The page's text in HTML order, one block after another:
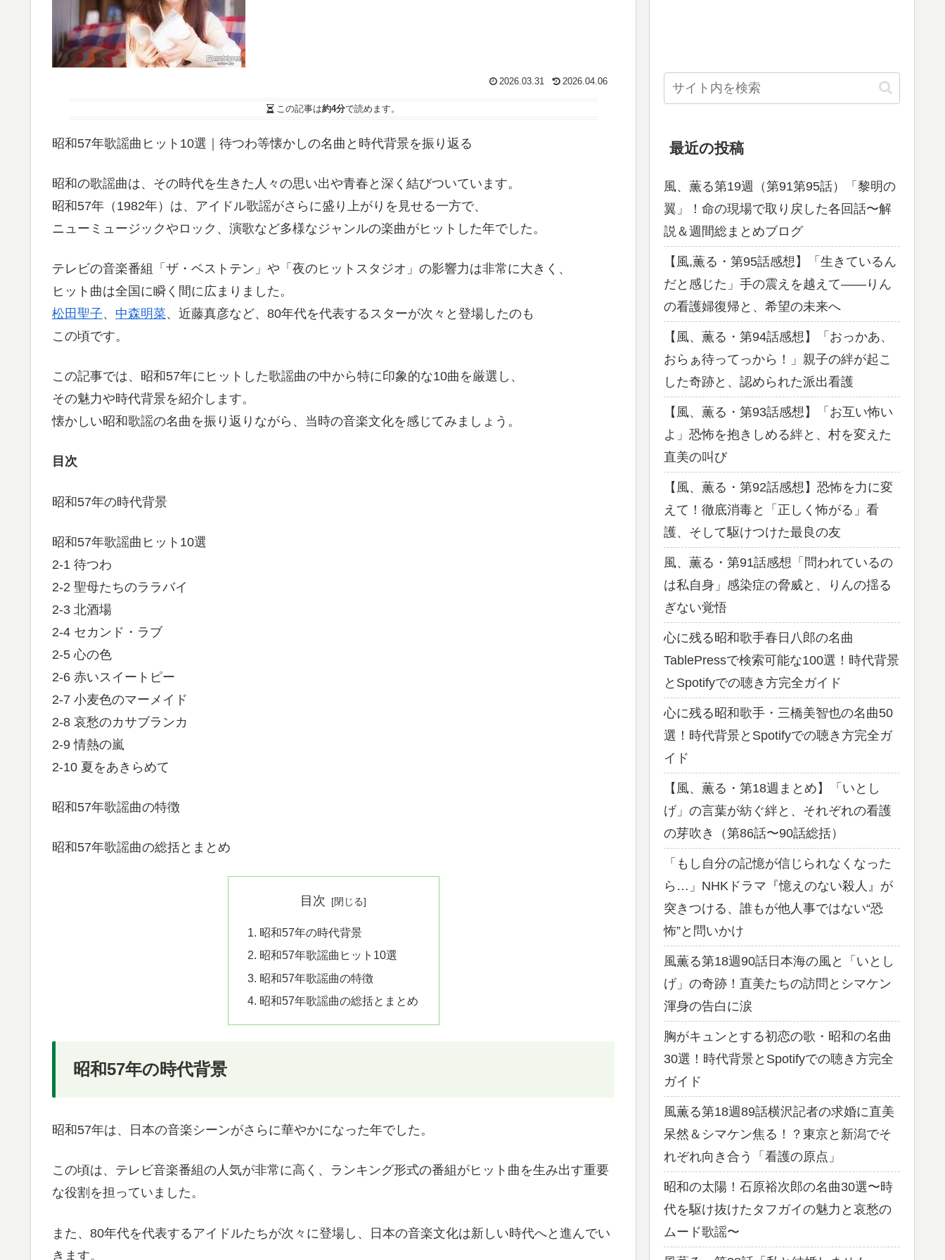
2026.03.31 2026.04.06
この記事は約4分で読めます。
昭和57年歌謡曲ヒット10選｜待つわ等懐かしの名曲と時代背景を振り返る
昭和の歌謡曲は、その時代を生きた人々の思い出や青春と深く結びついています。
昭和57年（1982年）は、アイドル歌謡がさらに盛り上がりを見せる一方で、
ニューミュージックやロック、演歌など多様なジャンルの楽曲がヒットした年でした。
テレビの音楽番組「ザ・ベストテン」や「夜のヒットスタジオ」の影響力は非常に大きく、
ヒット曲は全国に瞬く間に広まりました。
松田聖子、 中森明菜、近藤真彦など、80年代を代表するスターが次々と登場したのも
この頃です。
この記事では、昭和57年にヒットした歌謡曲の中から特に印象的な10曲を厳選し、
その魅力や時代背景を紹介します。
懐かしい昭和歌謡の名曲を振り返りながら、当時の音楽文化を感じてみましょう。
目次
昭和57年の時代背景
昭和57年歌謡曲ヒット10選
2-1 待つわ
2-2 聖母たちのララバイ
2-3 北酒場
2-4 セカンド・ラブ
2-5 心の色
2-6 赤いスイートピー
2-7 小麦色のマーメイド
2-8 哀愁のカサブランカ
2-9 情熱の嵐
2-10 夏をあきらめて
昭和57年歌謡曲の特徴
昭和57年歌謡曲の総括とまとめ
目次
昭和57年の時代背景
昭和57年歌謡曲ヒット10選
昭和57年歌謡曲の特徴
昭和57年歌謡曲の総括とまとめ
昭和57年の時代背景
昭和57年は、日本の音楽シーンがさらに華やかになった年でした。
この頃は、テレビ音楽番組の人気が非常に高く、ランキング形式の番組がヒット曲を生み出す重要
な役割を担っていました。
また、80年代を代表するアイドルたちが次々に登場し、日本の音楽文化は新しい時代へと進んでい
きます。
最近の投稿
風、薫る第19週（第91第95話）「黎明の
翼」！命の現場で取り戻した各回話〜解
説＆週間総まとめブログ
【風,薫る・第95話感想】「生きているん
だと感じた」手の震えを越えて——りん
の看護婦復帰と、希望の未来へ
【風、薫る・第94話感想】「おっかあ、
おらぁ待ってっから！」親子の絆が起こ
した奇跡と、認められた派出看護
【風、薫る・第93話感想】「お互い怖い
よ」恐怖を抱きしめる絆と、村を変えた
直美の叫び
【風、薫る・第92話感想】恐怖を力に変
えて！徹底消毒と「正しく怖がる」看
護、そして駆けつけた最良の友
風、薫る・第91話感想「問われているの
は私自身」感染症の脅威と、りんの揺る
ぎない覚悟
心に残る昭和歌手春日八郎の名曲
TablePressで検索可能な100選！時代背景
とSpotifyでの聴き方完全ガイド
心に残る昭和歌手・三橋美智也の名曲50
選！時代背景とSpotifyでの聴き方完全ガ
イド
【風、薫る・第18週まとめ】「いとし
げ」の言葉が紡ぐ絆と、それぞれの看護
の芽吹き（第86話〜90話総括）
「もし自分の記憶が信じられなくなった
ら…」NHKドラマ『憶えのない殺人』が
突きつける、誰もが他人事ではない“恐
怖”と問いかけ
風薫る第18週90話日本海の風と「いとし
げ」の奇跡！直美たちの訪問とシマケン
渾身の告白に涙
胸がキュンとする初恋の歌・昭和の名曲
30選！時代背景とSpotifyでの聴き方完全
ガイド
風薫る第18週89話横沢記者の求婚に直美
呆然＆シマケン焦る！？東京と新潟でそ
れぞれ向き合う「看護の原点」
昭和の太陽！石原裕次郎の名曲30選〜時
代を駆け抜けたタフガイの魅力と哀愁の
ムード歌謡〜